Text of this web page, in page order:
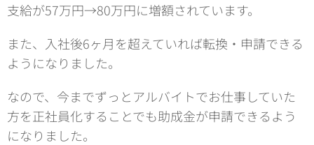
支給が57万円→80万円に増額されています。
また、入社後6ヶ月を超えていれば転換・申請できる
ようになりました。
なので、今までずっとアルバイトでお仕事していた
方を正社員化することでも助成金が申請できるよう
になりました。